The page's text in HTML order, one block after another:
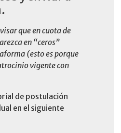
que en cuota de
en “ceros”
(esto es porque
vigente con
de postulación
en el siguiente